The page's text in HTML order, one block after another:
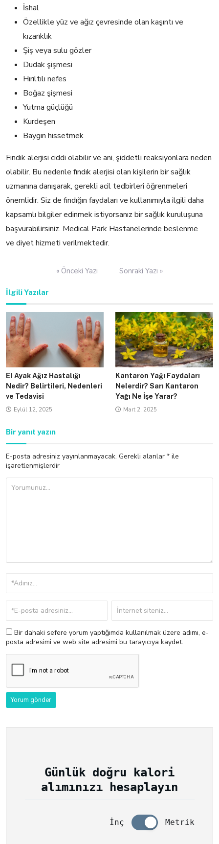
İshal
Özellikle yüz ve ağız çevresinde olan kaşıntı ve
kızarıklık
Şiş veya sulu gözler
Dudak şişmesi
Hırıltılı nefes
Boğaz şişmesi
Yutma güçlüğü
Kurdeşen
Baygın hissetmek
Fındık alerjisi ciddi olabilir ve ani, şiddetli reaksiyonlara neden
olabilir. Bu nedenle fındık alerjisi olan kişilerin bir sağlık
uzmanına danışarak, gerekli acil tedbirleri öğrenmeleri
önemlidir. Siz de fındığın faydaları ve kullanımıyla ilgili daha
kapsamlı bilgiler edinmek istiyorsanız bir sağlık kuruluşuna
başvurabilirsiniz. Medical Park Hastanelerinde beslenme
ve diyet hizmeti verilmektedir.
« Önceki Yazı Sonraki Yazı »
İlgili Yazılar
El Ayak Ağız Hastalığı
Nedir? Belirtileri, Nedenleri
ve Tedavisi
Eylül 12, 2025
Kantaron Yağı Faydaları
Nelerdir? Sarı Kantaron
Yağı Ne İşe Yarar?
Mart 2, 2025
Bir yanıt yazın
E-posta adresiniz yayınlanmayacak. Gerekli alanlar * ile
işaretlenmişlerdir
Bir dahaki sefere yorum yaptığımda kullanılmak üzere adımı, e-
posta adresimi ve web site adresimi bu tarayıcıya kaydet.
Günlük doğru kalori
alımınızı hesaplayın
İnç Metrik